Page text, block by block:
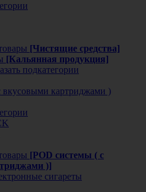
[Чистящие средства]
[Кальянная продукция]
подкатегории
вкусовыми картриджами )
[POD системы ( с
)]
сигареты